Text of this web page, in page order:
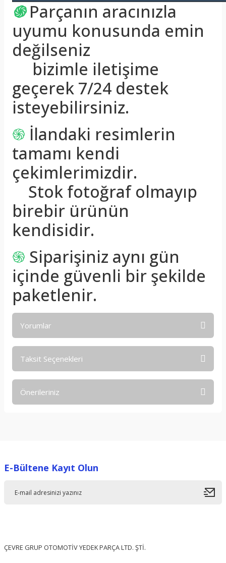
֍ Parçanın aracınızla
uyumu konusunda emin
değilseniz
bizimle iletişime
geçerek 7/24 destek
isteyebilirsiniz.
֍ İlandaki resimlerin
tamamı kendi
çekimlerimizdir.
Stok fotoğraf olmayıp
birebir ürünün
kendisidir.
֍ Siparişiniz aynı gün
içinde güvenli bir şekilde
paketlenir.
Yorumlar
Taksit Seçenekleri
Önerileriniz
Ürün resmi kalitesiz, bozuk veya görüntülenemiyor.
E-Bültene Kayıt Olun
ÇEVRE GRUP OTOMOTİV YEDEK PARÇA LTD. ŞTİ.